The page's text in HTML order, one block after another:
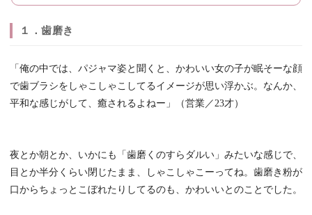
１．歯磨き
「俺の中では、パジャマ姿と聞くと、かわいい女の子が眠そーな顔
で歯ブラシをしゃこしゃこしてるイメージが思い浮かぶ。なんか、
平和な感じがして、癒されるよねー」（営業／23才）
夜とか朝とか、いかにも「歯磨くのすらダルい」みたいな感じで、
目とか半分くらい閉じたまま、しゃこしゃこーってね。歯磨き粉が
口からちょっとこぼれたりしてるのも、かわいいとのことでした。